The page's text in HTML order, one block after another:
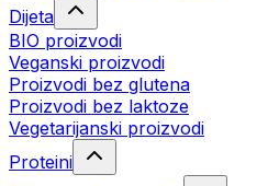
Dijeta
BIO proizvodi
Veganski proizvodi
Proizvodi bez glutena
Proizvodi bez laktoze
Vegetarijanski proizvodi
Proteini